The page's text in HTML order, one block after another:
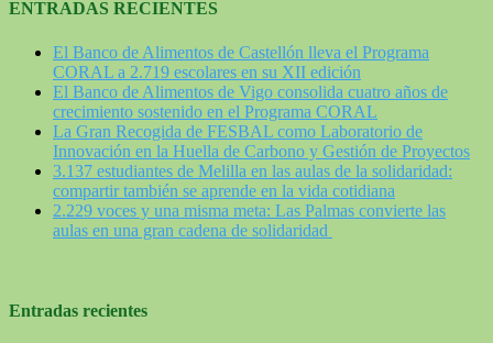
ENTRADAS RECIENTES
El Banco de Alimentos de Castellón lleva el Programa
CORAL a 2.719 escolares en su XII edición
El Banco de Alimentos de Vigo consolida cuatro años de
crecimiento sostenido en el Programa CORAL
La Gran Recogida de FESBAL como Laboratorio de
Innovación en la Huella de Carbono y Gestión de Proyectos
3.137 estudiantes de Melilla en las aulas de la solidaridad:
compartir también se aprende en la vida cotidiana
2.229 voces y una misma meta: Las Palmas convierte las
aulas en una gran cadena de solidaridad
Entradas recientes